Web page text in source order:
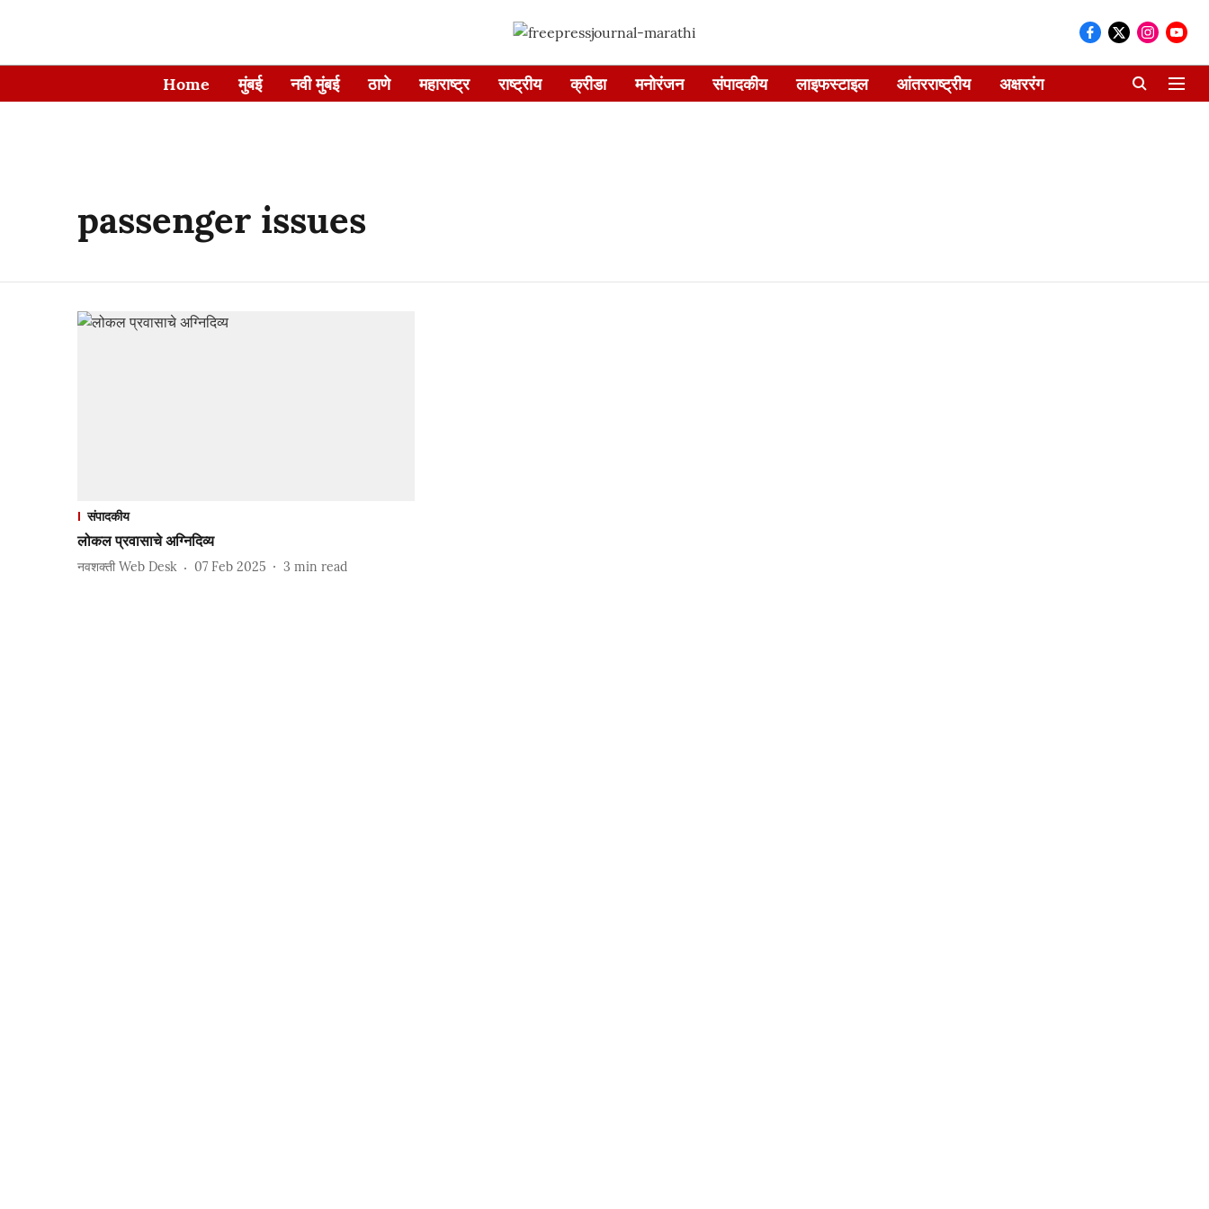
Home मुंबई नवी मुंबई ठाणे महाराष्ट्र राष्ट्रीय क्रीडा मनोरंजन संपादकीय लाइफस्टाइल आंतरराष्ट्रीय अक्षररंग
passenger issues
संपादकीय
लोकल प्रवासाचे अग्निदिव्य
नवशक्ती Web Desk 07 Feb 2025 3 min read